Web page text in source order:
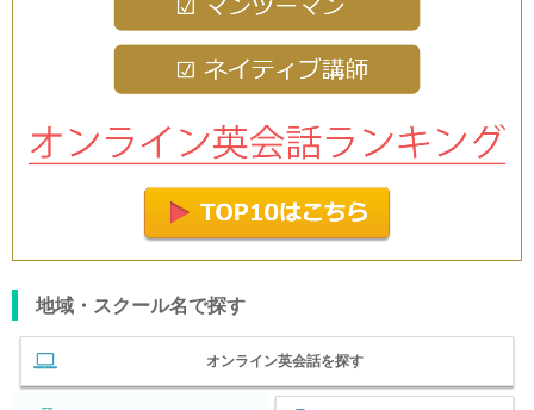
地域・スクール名で探す
オンライン英会話を探す